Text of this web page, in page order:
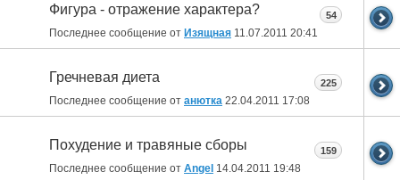
Фигура - отражение характера?
Последнее сообщение от Изящная 11.07.2011 20:41
54
Гречневая диета
Последнее сообщение от анютка 22.04.2011 17:08
225
Похудение и травяные сборы
Последнее сообщение от Angel 14.04.2011 19:48
159